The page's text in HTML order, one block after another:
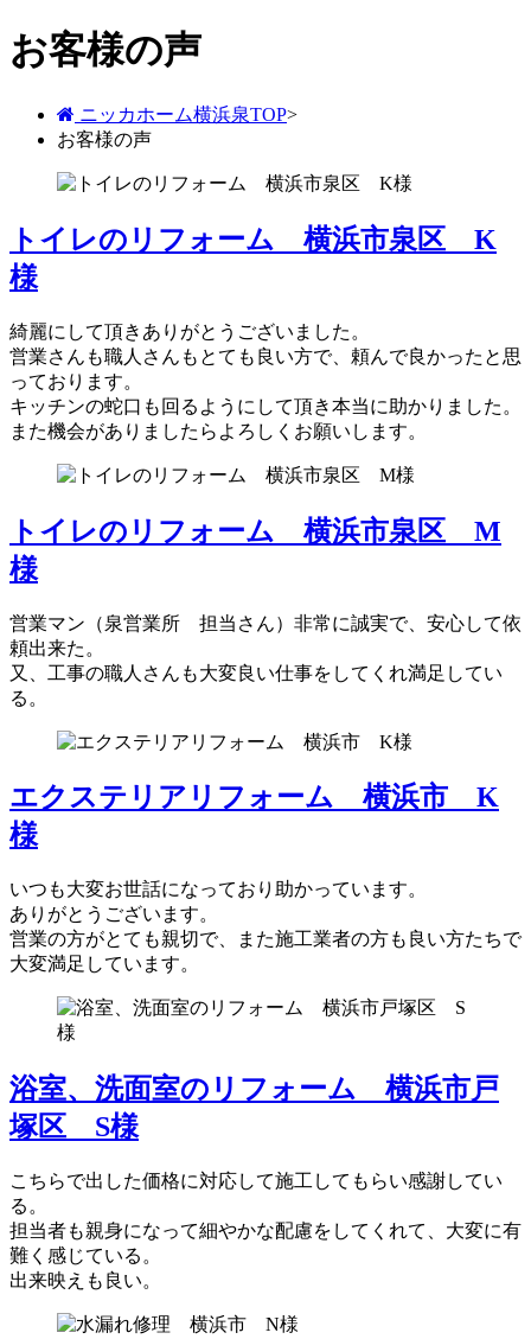
お客様の声
ニッカホーム横浜泉TOP>
お客様の声
トイレのリフォーム 横浜市泉区 K
様
綺麗にして頂きありがとうございました。
営業さんも職人さんもとても良い方で、頼んで良かったと思
っております。
キッチンの蛇口も回るようにして頂き本当に助かりました。
また機会がありましたらよろしくお願いします。
トイレのリフォーム 横浜市泉区 M
様
営業マン（泉営業所 担当さん）非常に誠実で、安心して依
頼出来た。
又、工事の職人さんも大変良い仕事をしてくれ満足してい
る。
エクステリアリフォーム 横浜市 K
様
いつも大変お世話になっており助かっています。
ありがとうございます。
営業の方がとても親切で、また施工業者の方も良い方たちで
大変満足しています。
浴室、洗面室のリフォーム 横浜市戸
塚区 S様
こちらで出した価格に対応して施工してもらい感謝してい
る。
担当者も親身になって細やかな配慮をしてくれて、大変に有
難く感じている。
出来映えも良い。